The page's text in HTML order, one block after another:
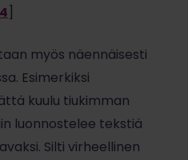
4
myös näennäisesti
Esimerkiksi
kuulu tiukimman
luonnostelee tekstiä
Silti virheellinen